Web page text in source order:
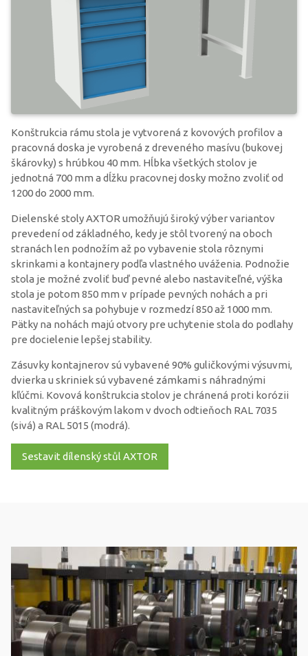
Konštrukcia rámu stola je vytvorená z kovových profilov a
pracovná doska je vyrobená z dreveného masívu (bukovej
škárovky) s hrúbkou 40 mm. Hĺbka všetkých stolov je
jednotná 700 mm a dĺžku pracovnej dosky možno zvoliť od
1200 do 2000 mm.
Dielenské stoly AXTOR umožňujú široký výber variantov
prevedení od základného, kedy je stôl tvorený na oboch
stranách len podnožím až po vybavenie stola rôznymi
skrinkami a kontajnery podľa vlastného uváženia. Podnožie
stola je možné zvoliť buď pevné alebo nastaviteľné, výška
stola je potom 850 mm v prípade pevných nohách a pri
nastaviteľných sa pohybuje v rozmedzí 850 až 1000 mm.
Pätky na nohách majú otvory pre uchytenie stola do podlahy
pre docielenie lepšej stability.
Zásuvky kontajnerov sú vybavené 90% guličkovými výsuvmi,
dvierka u skriniek sú vybavené zámkami s náhradnými
kľúčmi. Kovová konštrukcia stolov je chránená proti korózii
kvalitným práškovým lakom v dvoch odtieňoch RAL 7035
(sivá) a RAL 5015 (modrá).
Sestavit dílenský stůl AXTOR